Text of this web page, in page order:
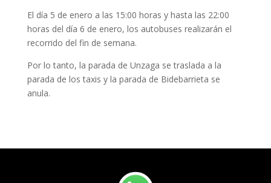
El día 5 de enero a las 15:00 horas y hasta las 22:00
horas del día 6 de enero, los autobuses realizarán el
recorrido del fin de semana.
Por lo tanto, la parada de Unzaga se traslada a la
parada de los taxis y la parada de Bidebarrieta se
anula.